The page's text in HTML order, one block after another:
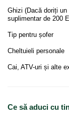
Ghizi (Dacă doriți
suplimentar de 200
Tip pentru șofer
Cheltuieli personale
Cai, ATV-uri și alte
Ce să aduci cu